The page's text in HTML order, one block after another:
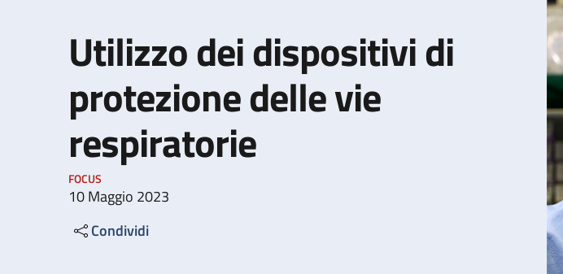
Utilizzo dei dispositivi di
protezione delle vie
respiratorie
FOCUS
10 Maggio 2023
Condividi